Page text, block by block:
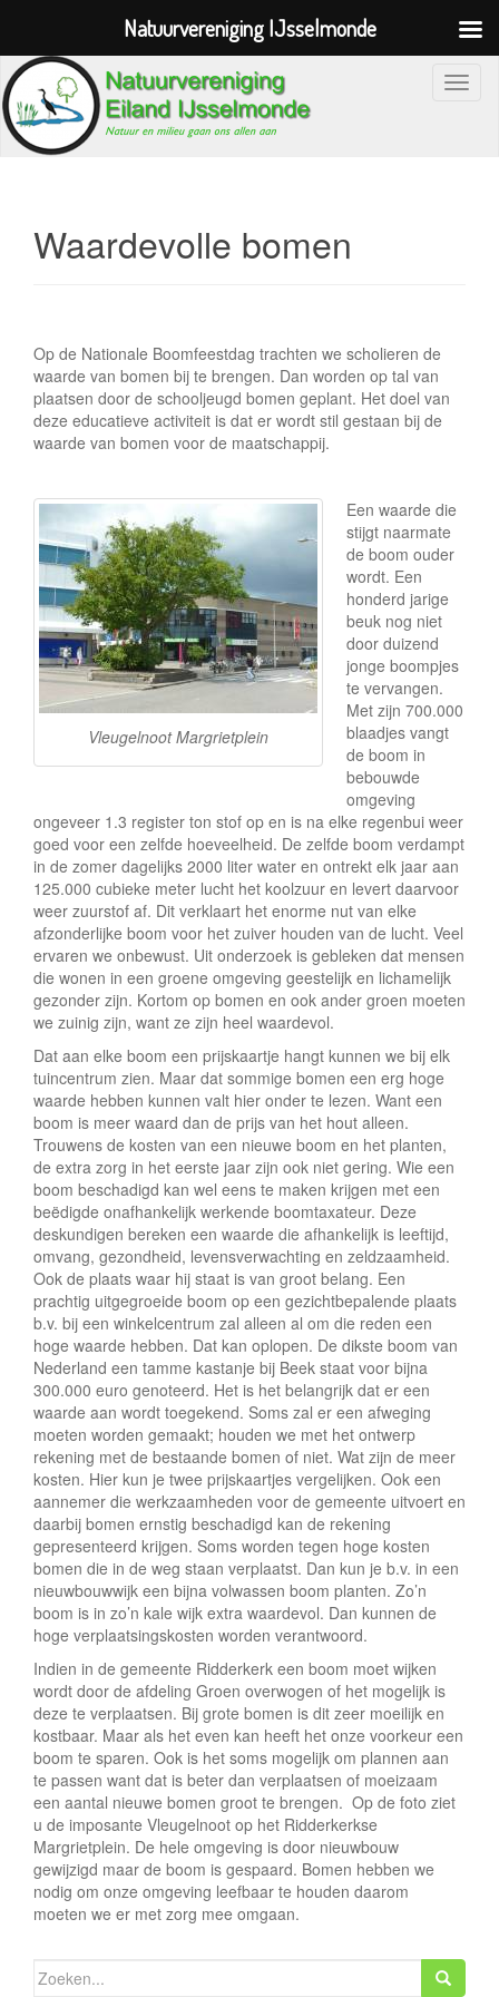
S
Waardevolle bomen
Op de Nationale Boomfeestdag trachten we scholieren de
waarde van bomen bij te brengen. Dan worden op tal van
plaatsen door de schooljeugd bomen geplant. Het doel van
deze educatieve activiteit is dat er wordt stil gestaan bij de
waarde van bomen voor de maatschappij.
Vleugelnoot Margrietplein
Een waarde die
stijgt naarmate
de boom ouder
wordt. Een
honderd jarige
beuk nog niet
door duizend
jonge boompjes
te vervangen.
Met zijn 700.000
blaadjes vangt
de boom in
bebouwde
omgeving
ongeveer 1.3 register ton stof op en is na elke regenbui weer
goed voor een zelfde hoeveelheid. De zelfde boom verdampt
in de zomer dagelijks 2000 liter water en ontrekt elk jaar aan
125.000 cubieke meter lucht het koolzuur en levert daarvoor
weer zuurstof af. Dit verklaart het enorme nut van elke
afzonderlijke boom voor het zuiver houden van de lucht. Veel
ervaren we onbewust. Uit onderzoek is gebleken dat mensen
die wonen in een groene omgeving geestelijk en lichamelijk
gezonder zijn. Kortom op bomen en ook ander groen moeten
we zuinig zijn, want ze zijn heel waardevol.
Dat aan elke boom een prijskaartje hangt kunnen we bij elk
tuincentrum zien. Maar dat sommige bomen een erg hoge
waarde hebben kunnen valt hier onder te lezen. Want een
boom is meer waard dan de prijs van het hout alleen.
Trouwens de kosten van een nieuwe boom en het planten,
de extra zorg in het eerste jaar zijn ook niet gering. Wie een
boom beschadigd kan wel eens te maken krijgen met een
beëdigde onafhankelijk werkende boomtaxateur. Deze
deskundigen bereken een waarde die afhankelijk is leeftijd,
omvang, gezondheid, levensverwachting en zeldzaamheid.
Ook de plaats waar hij staat is van groot belang. Een
prachtig uitgegroeide boom op een gezichtbepalende plaats
b.v. bij een winkelcentrum zal alleen al om die reden een
hoge waarde hebben. Dat kan oplopen. De dikste boom van
Nederland een tamme kastanje bij Beek staat voor bijna
300.000 euro genoteerd. Het is het belangrijk dat er een
waarde aan wordt toegekend. Soms zal er een afweging
moeten worden gemaakt; houden we met het ontwerp
rekening met de bestaande bomen of niet. Wat zijn de meer
kosten. Hier kun je twee prijskaartjes vergelijken. Ook een
aannemer die werkzaamheden voor de gemeente uitvoert en
daarbij bomen ernstig beschadigd kan de rekening
gepresenteerd krijgen. Soms worden tegen hoge kosten
bomen die in de weg staan verplaatst. Dan kun je b.v. in een
nieuwbouwwijk een bijna volwassen boom planten. Zo’n
boom is in zo’n kale wijk extra waardevol. Dan kunnen de
hoge verplaatsingskosten worden verantwoord.
Indien in de gemeente Ridderkerk een boom moet wijken
wordt door de afdeling Groen overwogen of het mogelijk is
deze te verplaatsen. Bij grote bomen is dit zeer moeilijk en
kostbaar. Maar als het even kan heeft het onze voorkeur een
boom te sparen. Ook is het soms mogelijk om plannen aan
te passen want dat is beter dan verplaatsen of moeizaam
een aantal nieuwe bomen groot te brengen. Op de foto ziet
u de imposante Vleugelnoot op het Ridderkerkse
Margrietplein. De hele omgeving is door nieuwbouw
gewijzigd maar de boom is gespaard. Bomen hebben we
nodig om onze omgeving leefbaar te houden daarom
moeten we er met zorg mee omgaan.
Zoeken
naar:
Natuurvereniging IJsselmonde